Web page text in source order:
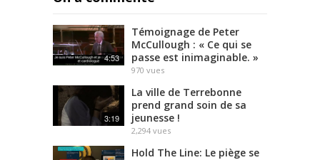
4:53
Témoignage de Peter
McCullough : « Ce qui se
passe est inimaginable. »
970 vues
3:19
La ville de Terrebonne
prend grand soin de sa
jeunesse !
2,294 vues
Hold The Line: Le piège se